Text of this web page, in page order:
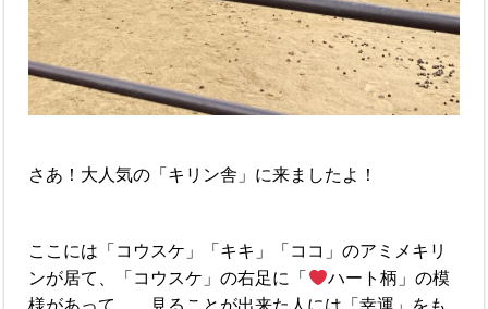
さあ！大人気の「キリン舎」に来ましたよ！
ここには「コウスケ」「キキ」「ココ」のアミメキリ
ンが居て、「コウスケ」の右足に「
ハート柄」の模